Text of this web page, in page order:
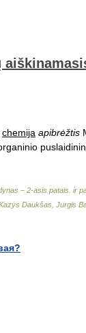
chemija apibrėžtis
– 2-asis patais. ir
Daukšas, Jurgis